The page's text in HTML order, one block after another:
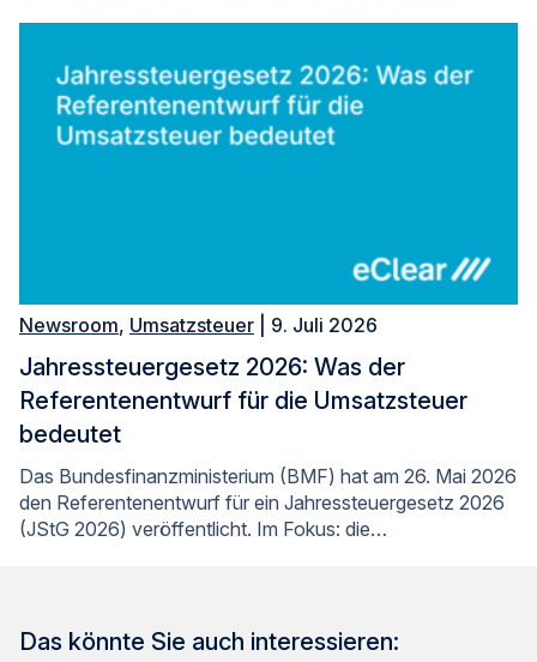
Newsroom, Umsatzsteuer | 9. Juli 2026
Jahressteuergesetz 2026: Was der
Referentenentwurf für die Umsatzsteuer
bedeutet
Das Bundesfinanzministerium (BMF) hat am 26. Mai 2026
den Referentenentwurf für ein Jahressteuergesetz 2026
(JStG 2026) veröffentlicht. Im Fokus: die…
Das könnte Sie auch interessieren: